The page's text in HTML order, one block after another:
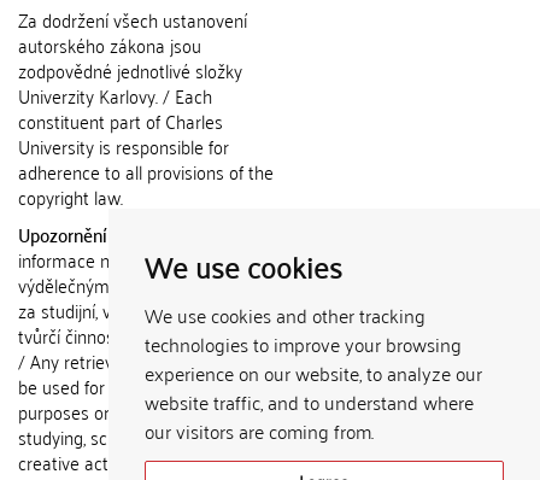
We use cookies
We use cookies and other tracking
technologies to improve your browsing
experience on our website, to analyze our
website traffic, and to understand where
our visitors are coming from.
Za dodržení všech ustanovení
autorského zákona jsou
zodpovědné jednotlivé složky
Univerzity Karlovy. / Each
constituent part of Charles
University is responsible for
adherence to all provisions of the
copyright law.
Upozornění / Notice:
informace nemohou být použity k
výdělečným účelům nebo vydávány
za studijní, vědeckou nebo jinou
tvůrčí činnost jiné osoby než autora.
/ Any retrieved information shall not
be used for any commercial
purposes or claimed as results of
studying, scientific or any other
creative activities of any person